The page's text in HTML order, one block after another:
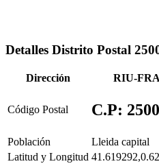
Detalles Distrito Postal
Dirección RIU-
Código Postal C.P:
Población
Lleida capital
Latitud y Longitud